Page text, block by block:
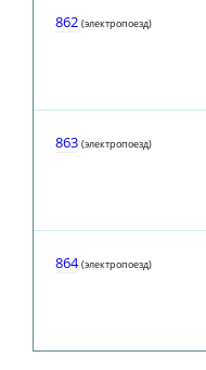
862 (электропоезд)
863 (электропоезд)
864 (электропоезд)